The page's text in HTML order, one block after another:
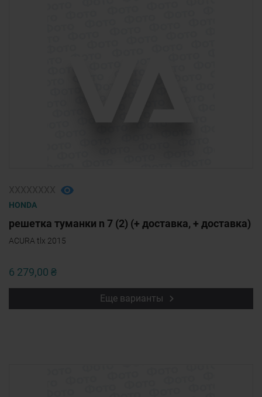
HONDA
решетка туманки n 7 (2) (+ доставка, + доставка)
ACURA tlx 2015
6 279,00 ₴
Еще варианты